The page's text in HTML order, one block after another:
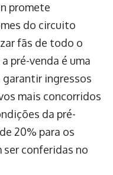
promete
do circuito
fãs de todo o
pré-venda é uma
ingressos
mais concorridos
da pré-
20% para os
ser conferidas no